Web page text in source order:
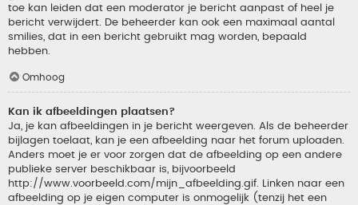
toe kan leiden dat een moderator je bericht aanpast of heel je
bericht verwijdert. De beheerder kan ook een maximaal aantal
smilies, dat in een bericht gebruikt mag worden, bepaald
hebben.
Omhoog
Kan ik afbeeldingen plaatsen?
Ja, je kan afbeeldingen in je bericht weergeven. Als de beheerder
bijlagen toelaat, kan je een afbeelding naar het forum uploaden.
Anders moet je er voor zorgen dat de afbeelding op een andere
publieke server beschikbaar is, bijvoorbeeld
http://www.voorbeeld.com/mijn_afbeelding.gif. Linken naar een
afbeelding op je eigen computer is onmogelijk (tenzij het een